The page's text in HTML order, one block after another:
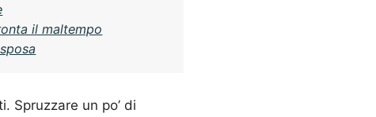
il maltempo
Spruzzare un po’ di